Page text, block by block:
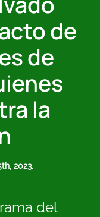
de
de
la
2023.
del